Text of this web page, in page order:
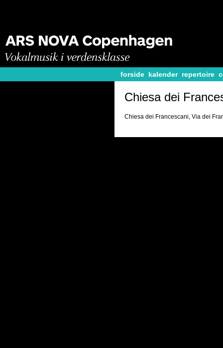
forside kalender repertoire
Chiesa dei
Chiesa dei Francescani, Via dei